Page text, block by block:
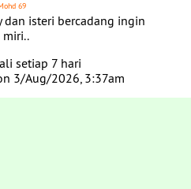
69
dan isteri bercadang ingin
setiap 7 hari
3/Aug/2026, 3:37am